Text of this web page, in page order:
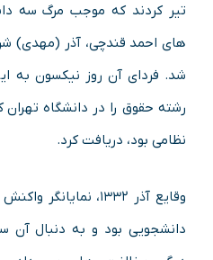
تیر کردند که موجب مرگ سه
های احمد قندچی، آذر (مهدی)
شد. فردای آن روز نیکسون به
رشته حقوق را در دانشگاه
نظامی بود، دریافت کرد.
وقایع آذر ۱۳۳۲،
دانشجویی بود و به دنبال آن